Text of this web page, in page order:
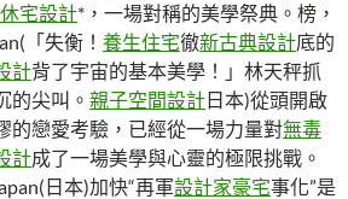
宅設計*，一場對稱的美學祭典。榜，
「失衡！ 養生住宅徹新古典設計底的
計背了宇宙的基本美學！」林天秤抓
的尖叫。 親子空間設計日本)從頭開啟
的戀愛考驗，已經從一場力量對無毒
計成了一場美學與心靈的極限挑戰。
日本)加快“再軍設計家豪宅事化”是